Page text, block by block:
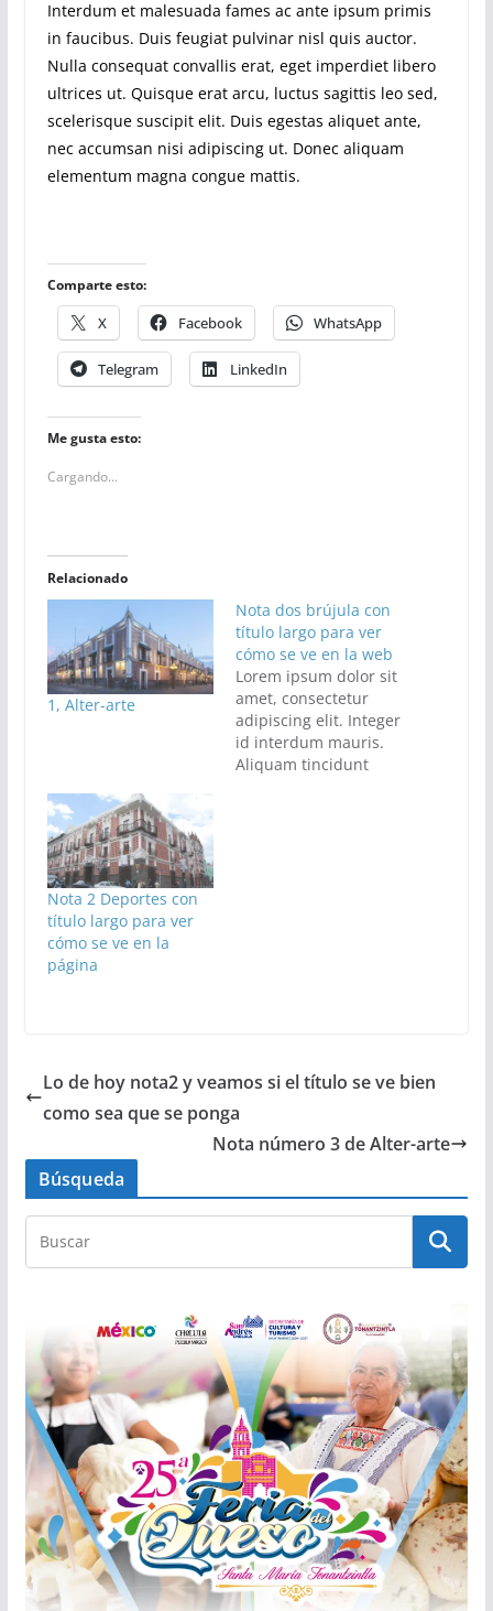
Interdum et malesuada fames ac ante ipsum primis
in faucibus. Duis feugiat pulvinar nisl quis auctor.
Nulla consequat convallis erat, eget imperdiet libero
ultrices ut. Quisque erat arcu, luctus sagittis leo sed,
scelerisque suscipit elit. Duis egestas aliquet ante,
nec accumsan nisi adipiscing ut. Donec aliquam
elementum magna congue mattis.
Comparte esto:
X Facebook WhatsApp
Telegram LinkedIn
Me gusta esto:
Cargando...
Relacionado
1, Alter-arte
Nota dos brújula con
título largo para ver
cómo se ve en la web
Lorem ipsum dolor sit
amet, consectetur
adipiscing elit. Integer
id interdum mauris.
Aliquam tincidunt
sollicitudin. Etiam
gravida turpis…
Nota 2 Deportes con
título largo para ver
cómo se ve en la
página
Lo de hoy nota2 y veamos si el título se ve bien
como sea que se ponga
Nota número 3 de Alter-arte
Búsqueda